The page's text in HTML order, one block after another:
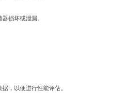
损坏或泄漏。
，以便进行性能评估。